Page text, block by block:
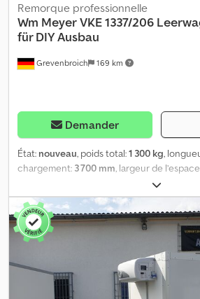
Grevenbroich 169 km
Remorque professionnelle
Wm MeyerVKE 1337/206
für DIY Ausbau
Demander
État: nouveau, poids total:1 300 kg,
chargement: 3 700 mm, largeur de
, hauteur de l'espace de chargement:
construction:2026, De nombreux
ANHÄNGERWIRTZ. Achetez facilement et
sur trailershop. Choisissez la solution la
place ou livraison. Notre marché en ligne
choix de marques réputées pour votre
de 850 remorques neuves en stock. Plus
d’occasion disponibles en permanence.